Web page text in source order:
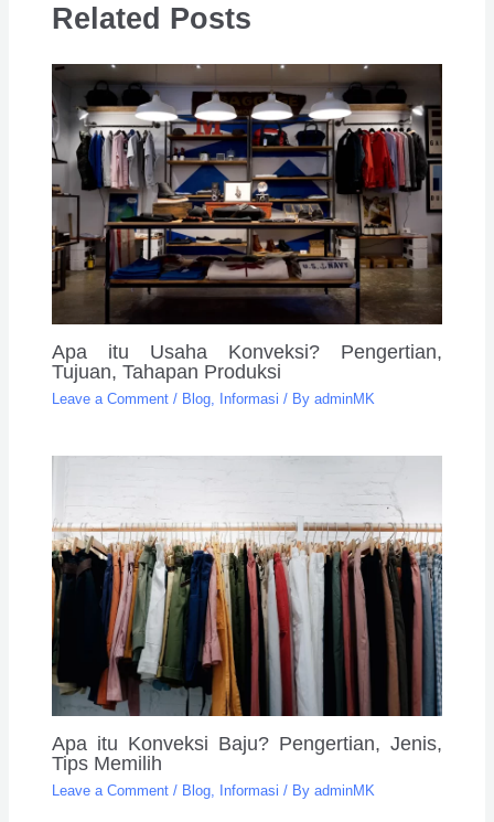
Related Posts
Apa itu Usaha Konveksi? Pengertian,
Tujuan, Tahapan Produksi
Leave a Comment / Blog, Informasi / ByadminMK
Apa itu Konveksi Baju? Pengertian, Jenis,
Tips Memilih
Leave a Comment / Blog Informasi / ByadminMK